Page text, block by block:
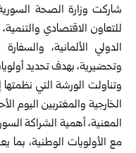
شاركت وزارة الصحة السورية
للتعاون الاقتصادي
الدولي الألمانية،
وتحضيرية، بهدف تحديد
وتناولت الورشة التي
الخارجية والمغتربين اليوم
المعنية، أهمية الشراكة
مع الأولويات الوطنية، بما